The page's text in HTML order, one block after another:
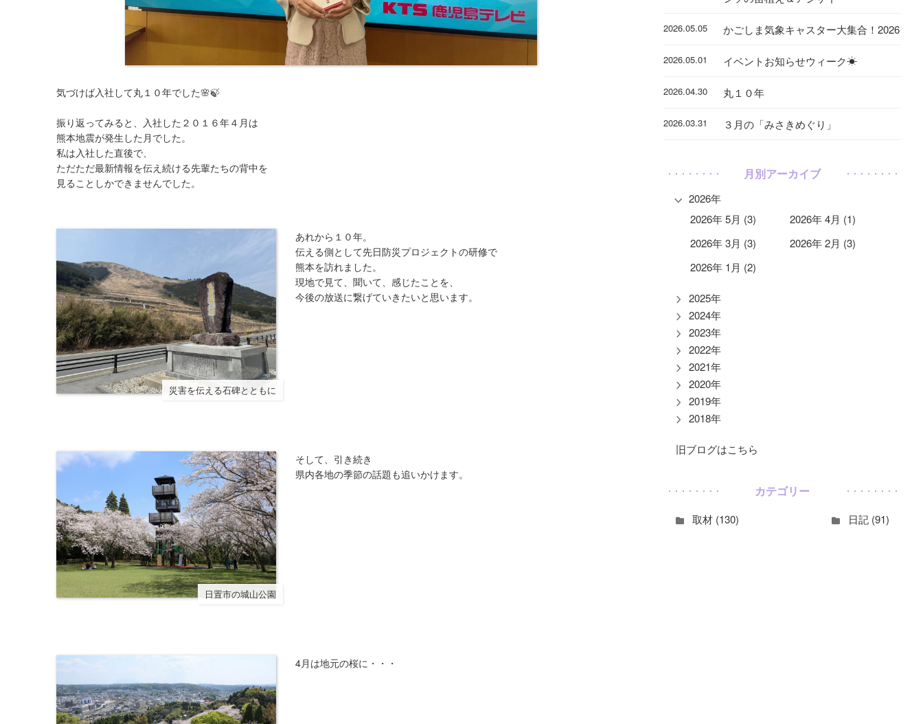
気づけば入社して丸１０年でした🌸🍃
振り返ってみると、入社した２０１６年４月は
熊本地震が発生した月でした。
私は入社した直後で、
ただただ最新情報を伝え続ける先輩たちの背中を
見ることしかできませんでした。
災害を伝える石碑とともに
あれから１０年。
伝える側として先日防災プロジェクトの研修で
熊本を訪れました。
現地で見て、聞いて、感じたことを、
今後の放送に繋げていきたいと思います。
日置市の城山公園
そして、引き続き
県内各地の季節の話題も追いかけます。
4月は地元の桜に・・・
2026.05.05 かごしま気象キャスター大集合！2026
2026.05.01 イベントお知らせウィーク☀
2026.04.30 丸１０年
2026.03.31 ３月の「みさきめぐり」
月別アーカイブ
2026年
2026年 5月 (3)
2026年 4月 (1)
2026年 3月 (3)
2026年 2月 (3)
2026年 1月 (2)
2025年
2024年
2023年
2022年
2021年
2020年
2019年
2018年
旧ブログはこちら
カテゴリー
取材 (130) 日記 (91)